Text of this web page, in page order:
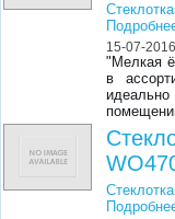
15-07-
"Мелкая
в